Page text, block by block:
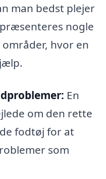
man bedst plejer
nogle
hvor en
En
om den rette
fodtøj for at
som